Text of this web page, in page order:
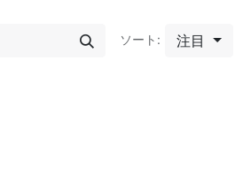
ソート: 注目